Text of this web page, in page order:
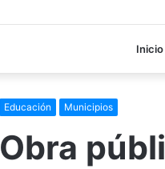
Inicio
Educación Municipios
Obra